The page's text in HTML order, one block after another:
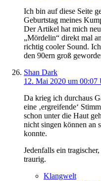
Ich bin auf diese Seite
Geburtstag meines
Der Artikel hat mich
„Mördelin“ direkt mal
richtig cooler Sound.
den 90ern groß
Shan Dark
12. Mai 2020 um 00:07
Da krieg ich durchaus
eine ‚ergreifende‘
schon unter die Haut
nicht singen können an
konnte.
Jedenfalls ein
traurig.
Klangwelt